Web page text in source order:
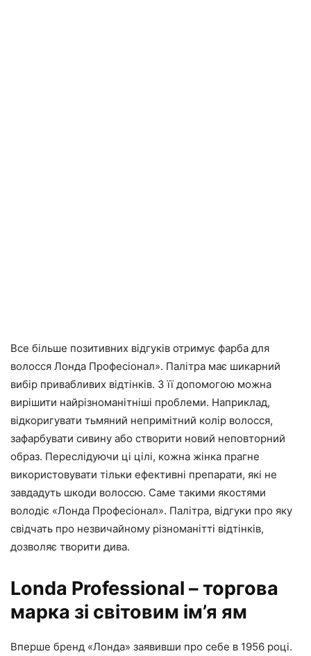
Все більше позитивних відгуків отримує фарба для
волосся Лонда Професіонал». Палітра має шикарний
вибір привабливих відтінків. З її допомогою можна
вирішити найрізноманітніші проблеми. Наприклад,
відкоригувати тьмяний непримітний колір волосся,
зафарбувати сивину або створити новий неповторний
образ. Переслідуючи ці цілі, кожна жінка прагне
використовувати тільки ефективні препарати, які не
завдадуть шкоди волоссю. Саме такими якостями
володіє «Лонда Професіонал». Палітра, відгуки про яку
свідчать про незвичайному різноманітті відтінків,
дозволяє творити дива.
Londa Professional – торгова
марка зі світовим ім’я ям
Вперше бренд «Лонда» заявивши про себе в 1956 році.